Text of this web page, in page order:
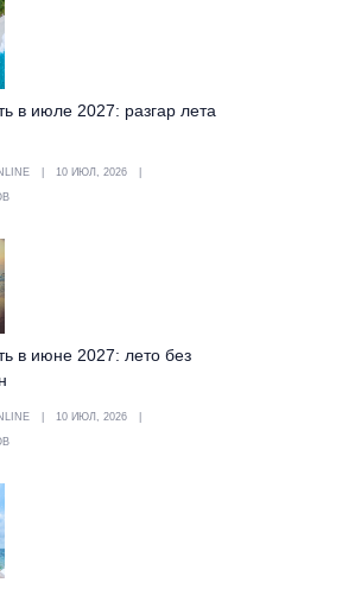
в июле 2027: разгар лета
10 ИЮЛ, 2026
в июне 2027: лето без
10 ИЮЛ, 2026